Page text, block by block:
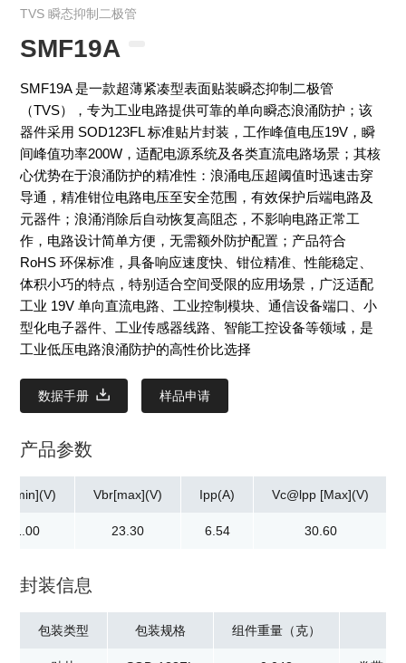
TVS 瞬态抑制二极管
SMF19A
SMF19A 是一款超薄紧凑型表面贴装瞬态抑制二极管
（TVS），专为工业电路提供可靠的单向瞬态浪涌防护；该
器件采用 SOD123FL 标准贴片封装，工作峰值电压19V，瞬
间峰值功率200W，适配电源系统及各类直流电路场景；其核
心优势在于浪涌防护的精准性：浪涌电压超阈值时迅速击穿
导通，精准钳位电路电压至安全范围，有效保护后端电路及
元器件；浪涌消除后自动恢复高阻态，不影响电路正常工
作，电路设计简单方便，无需额外防护配置；产品符合
RoHS 环保标准，具备响应速度快、钳位精准、性能稳定、
体积小巧的特点，特别适合空间受限的应用场景，广泛适配
工业 19V 单向直流电路、工业控制模块、通信设备端口、小
型化电子器件、工业传感器线路、智能工控设备等领域，是
工业低压电路浪涌防护的高性价比选择
数据手册 样品申请
产品参数
21.00
Vbr[max](V)
23.30
Ipp(A)
6.54
Vc@lpp [Max](V)
30.60
封装信息
包装类型 包装规格 组件重量（克）